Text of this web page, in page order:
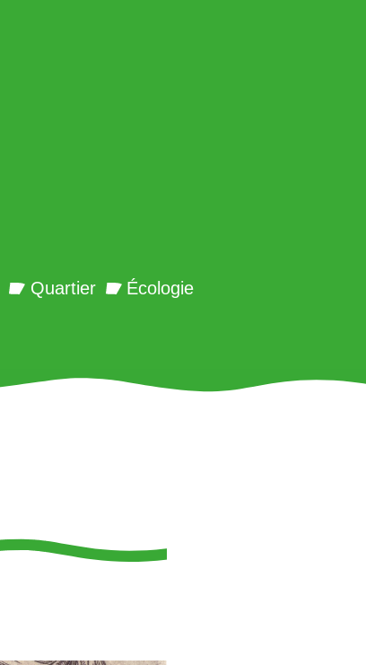
Quartier Écologie